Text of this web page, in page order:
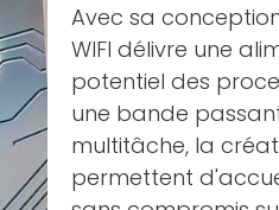
Avec sa
WIFI délivre une
potentiel des
une bande
multitâche, la
permettent